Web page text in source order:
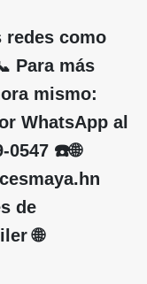
redes como
Para más
mismo:
WhatsApp al
0547 ☎️🌐
de
🌐